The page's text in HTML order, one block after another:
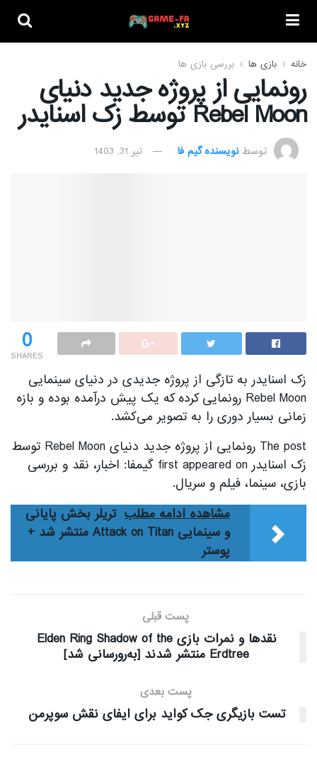
خانه بازی ها بررسی بازی ها
رونمایی از پروژه جدید دنیای
Rebel Moon توسط زک اسنایدر
توسط نویسنده گیم فا تیر 31, 1403
0
SHARES
زک اسنایدر به تازگی از پروژه جدیدی در دنیای سینمایی
Rebel Moon رونمایی کرده که یک پیش درآمده بوده و بازه
زمانی بسیار دوری را به تصویر می‌کشد.
The post رونمایی از پروژه جدید دنیای Rebel Moon توسط
زک اسنایدر first appeared on گیمفا: اخبار، نقد و بررسی
بازی، سینما، فیلم و سریال.
مشاهده ادامه مطلب تریلر بخش پایانی
و سینمایی Attack on Titan منتشر شد +
پوستر
پست قبلی
نقدها و نمرات بازی Elden Ring Shadow of the
Erdtree منتشر شدند [به‌رورسانی شد]
پست بعدی
تست بازیگری جک کواید برای ایفای نقش سوپرمن